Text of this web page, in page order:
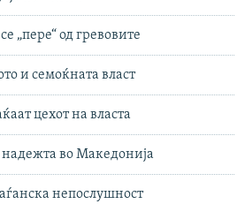
„пере“ од гревовите
и семоќната власт
цехот на власта
надежта во Македонија
непослушност